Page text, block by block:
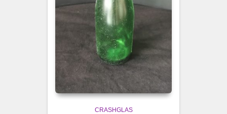
CRASHGLAS